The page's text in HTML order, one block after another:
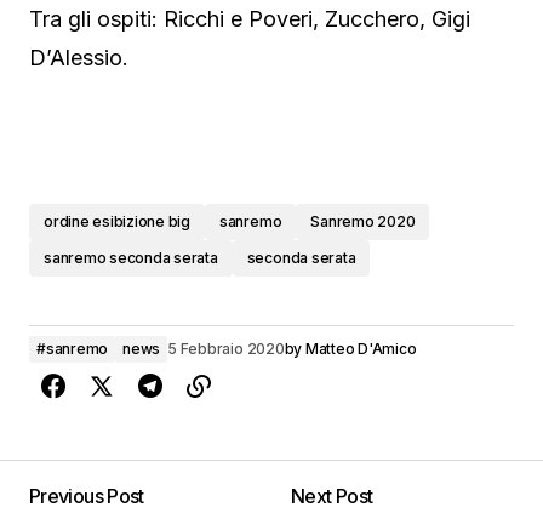
Tra gli ospiti: Ricchi e Poveri, Zucchero, Gigi
D’Alessio.
ordine esibizione big sanremo
Sanremo 2020
sanremo seconda serata
seconda serata
#sanremo news 5 Febbraio 2020by Matteo D'Amico
Previous Post
Next Post